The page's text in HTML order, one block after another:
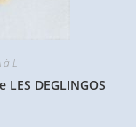
à L
DEGLINGOS